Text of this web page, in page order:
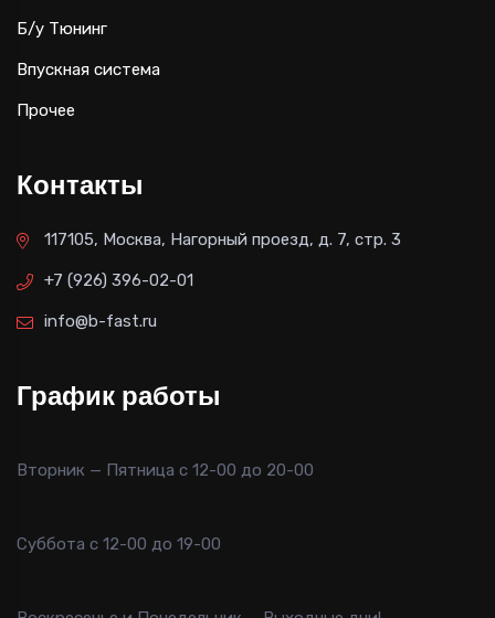
Б/у Тюнинг
Впускная система
Прочее
Контакты
117105, Москва, Нагорный проезд, д. 7, стр. 3
+7 (926) 396-02-01
info@b-fast.ru
График работы
Вторник — Пятница с 12-00 до 20-00
Суббота с 12-00 до 19-00